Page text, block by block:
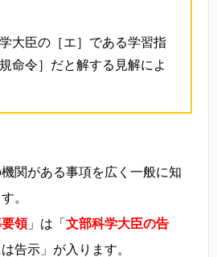
大臣の［エ］である学習指
命令］だと解する見解によ
機関がある事項を広く一般に知
。
領」は「 文部科学大臣の告
告示」が入ります。